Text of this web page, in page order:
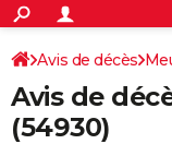
ACTUALITÉS
Politique
Société
Faits Divers
Education
Monde
Villes
+
SPORT
Coupe du monde 2026
Football
Tennis
Cyclisme
Rugby
Forum
Avis de décès
Avis de
(54930)